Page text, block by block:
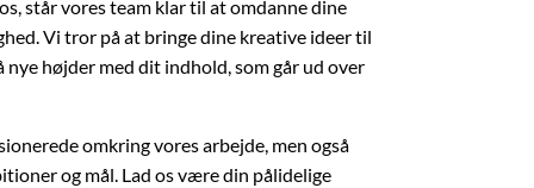
står vores team klar til at omdanne dine
Vi tror på at bringe dine kreative ideer til
nye højder med dit indhold, som går ud over
omkring vores arbejde, men også
og mål. Lad os være din pålidelige